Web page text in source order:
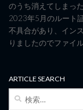
のうち消えてしまっ
2023年5月のルート
不具合があり、イン
りましたのでファイ
ARTICLE SEARCH